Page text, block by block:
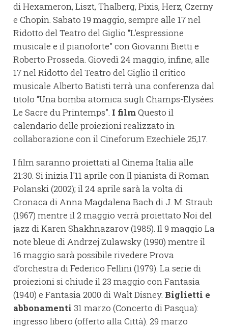
di Hexameron, Liszt, Thalberg, Pixis, Herz, Czerny
e Chopin. Sabato 19 maggio, sempre alle 17 nel
Ridotto del Teatro del Giglio “L’espressione
musicale e il pianoforte” con Giovanni Bietti e
Roberto Prosseda. Giovedì 24 maggio, infine, alle
17 nel Ridotto del Teatro del Giglio il critico
musicale Alberto Batisti terrà una conferenza dal
titolo “Una bomba atomica sugli Champs-Elysées:
Le Sacre du Printemps”. I filmQuesto il
calendario delle proiezioni realizzato in
collaborazione con il Cineforum Ezechiele 25,17.
I film saranno proiettati al Cinema Italia alle
21:30. Si inizia l'11 aprile con Il pianista di Roman
Polanski (2002); il 24 aprile sarà la volta di
Cronaca di Anna Magdalena Bach di J. M. Straub
(1967) mentre il 2 maggio verrà proiettato Noi del
jazz di Karen Shakhnazarov (1985). Il 9 maggio La
note bleue di Andrzej Zulawsky (1990) mentre il
16 maggio sarà possibile rivedere Prova
d’orchestra di Federico Fellini (1979). La serie di
proiezioni si chiude il 23 maggio con Fantasia
(1940) e Fantasia 2000 di Walt Disney. Biglietti e
abbonamenti 31 marzo (Concerto di Pasqua):
ingresso libero (offerto alla Città). 29 marzo